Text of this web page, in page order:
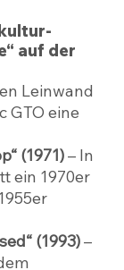
auf der
Leinwand
GTO eine
(1971) – In
ein 1970er
(1993) –